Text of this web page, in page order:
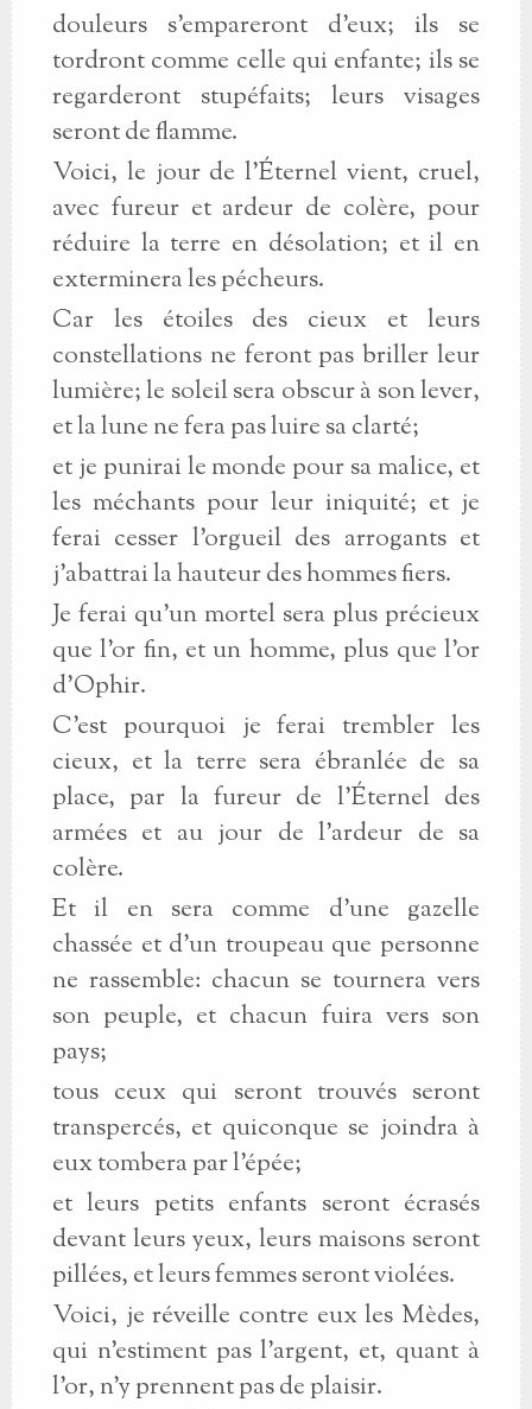
douleurs s’empareront d’eux; ils se
tordront comme celle qui enfante; ils se
regarderont stupéfaits; leurs visages
seront de flamme.
Voici, le jour de l’Éternel vient, cruel,
avec fureur et ardeur de colère, pour
réduire la terre en désolation; et il en
exterminera les pécheurs.
Car les étoiles des cieux et leurs
constellations ne feront pas briller leur
lumière; le soleil sera obscur à son lever,
et la lune ne fera pas luire sa clarté;
et je punirai le monde pour sa malice, et
les méchants pour leur iniquité; et je
ferai cesser l’orgueil des arrogants et
j’abattrai la hauteur des hommes fiers.
Je ferai qu’un mortel sera plus précieux
que l’or fin, et un homme, plus que l’or
d’Ophir.
C’est pourquoi je ferai trembler les
cieux, et la terre sera ébranlée de sa
place, par la fureur de l’Éternel des
armées et au jour de l’ardeur de sa
colère.
Et il en sera comme d’une gazelle
chassée et d’un troupeau que personne
ne rassemble: chacun se tournera vers
son peuple, et chacun fuira vers son
pays;
tous ceux qui seront trouvés seront
transpercés, et quiconque se joindra à
eux tombera par l’épée;
et leurs petits enfants seront écrasés
devant leurs yeux, leurs maisons seront
pillées, et leurs femmes seront violées.
Voici, je réveille contre eux les Mèdes,
qui n’estiment pas l’argent, et, quant à
l’or, n’y prennent pas de plaisir.